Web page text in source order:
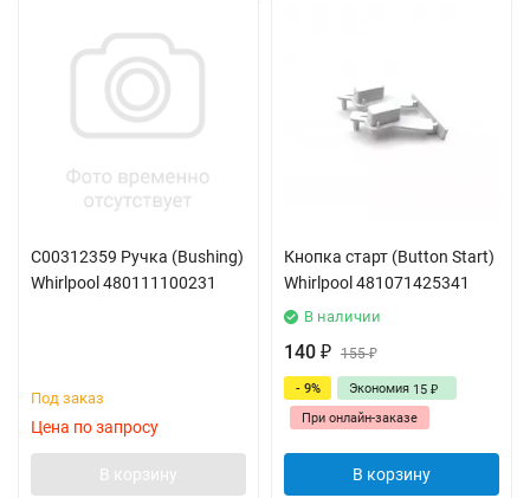
C00312359 Ручка (Bushing)
Whirlpool 480111100231
Под заказ
Цена по запросу
В корзину
Кнопка старт (Button Start)
Whirlpool 481071425341
В наличии
140 ₽ 155₽
- 9% Экономия 15 ₽
При онлайн-заказе
В корзину